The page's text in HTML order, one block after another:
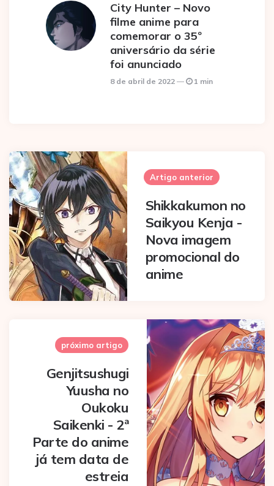
City Hunter – Novo
filme anime para
comemorar o 35º
aniversário da série
foi anunciado
8 de abril de 2022 1 min
Post
navigation
Artigo anterior
Shikkakumon no
Saikyou Kenja -
Nova imagem
promocional do
anime
próximo artigo
Genjitsushugi
Yuusha no
Oukoku
Saikenki - 2ª
Parte do anime
já tem data de
estreia